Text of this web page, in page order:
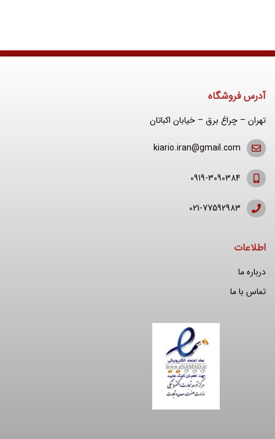
آدرس فروشگاه
تهران – چراغ برق – خیابان اکباتان
kiario.iran@gmail.com
0919-3090384
021-77592983
اطلاعات
درباره ما
تماس با ما